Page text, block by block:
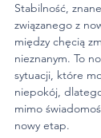
Stabilność,
związanego z
między chęcią
nieznanym. To
sytuacji, które
niepokój,
mimo
nowy etap.